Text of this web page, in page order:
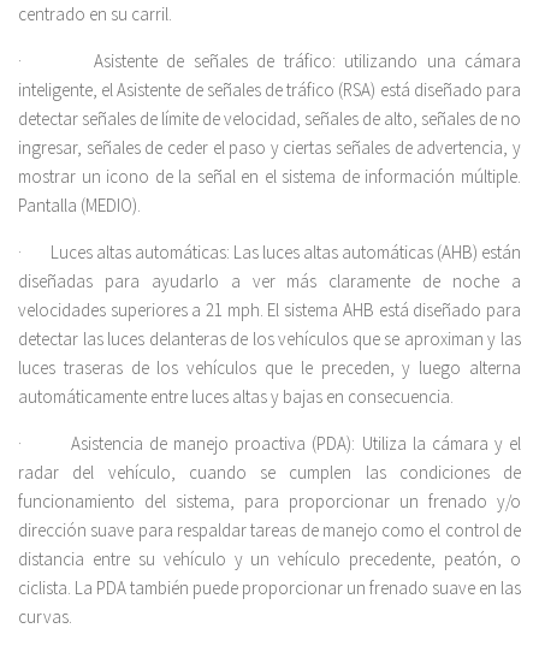
centrado en su carril.
· Asistente de señales de tráfico: utilizando una cámara
inteligente, el Asistente de señales de tráfico (RSA) está diseñado para
detectar señales de límite de velocidad, señales de alto, señales de no
ingresar, señales de ceder el paso y ciertas señales de advertencia, y
mostrar un icono de la señal en el sistema de información múltiple.
Pantalla (MEDIO).
· Luces altas automáticas: Las luces altas automáticas (AHB) están
diseñadas para ayudarlo a ver más claramente de noche a
velocidades superiores a 21 mph. El sistema AHB está diseñado para
detectar las luces delanteras de los vehículos que se aproximan y las
luces traseras de los vehículos que le preceden, y luego alterna
automáticamente entre luces altas y bajas en consecuencia.
· Asistencia de manejo proactiva (PDA): Utiliza la cámara y el
radar del vehículo, cuando se cumplen las condiciones de
funcionamiento del sistema, para proporcionar un frenado y/o
dirección suave para respaldar tareas de manejo como el control de
distancia entre su vehículo y un vehículo precedente, peatón, o
ciclista. La PDA también puede proporcionar un frenado suave en las
curvas.